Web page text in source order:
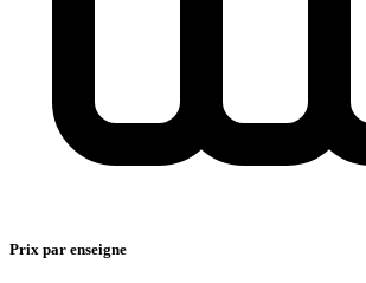
Prix par enseigne